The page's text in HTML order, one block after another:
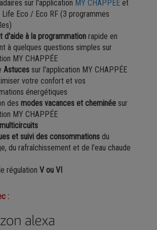
sur l'application MY CHAPPÉE et
Life Eco / Eco RF (3 programmes
d'aide à la programmation rapide en
à quelques questions simples sur
MY CHAPPÉE
Astuces sur l'application MY CHAPPÉE
votre confort et vos
énergétiques
des modes vacances et cheminée sur
MY CHAPPÉE
et suivi des consommations du
du rafraîchissement et de l'eau chaude
régulation V ou VI
: